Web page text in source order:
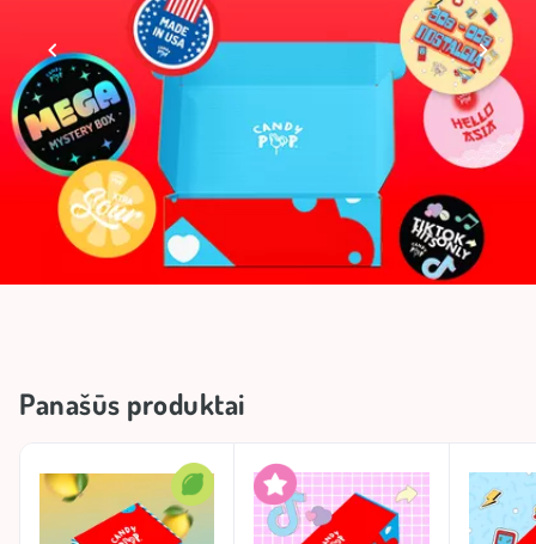
Panašūs produktai